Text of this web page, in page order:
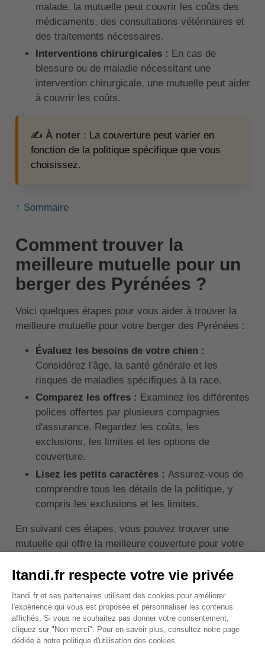
malade, la mutuelle peut couvrir les coûts des
médicaments, des consultations vétérinaires et
des traitements nécessaires.
Interventions chirurgicales : En cas de
blessure ou de maladie nécessitant une
intervention chirurgicale, une mutuelle peut aider
à couvrir les coûts.
✍️ À noter: La couverture peut varier en
fonction de la politique spécifique que vous
choisissez.
↑ Sommaire
Comment trouver la
meilleure mutuelle pour un
berger des Pyrénées ?
Voici quelques étapes pour vous aider à trouver la
meilleure mutuelle pour votre berger des Pyrénées :
Évaluez les besoins de votre chien :
Considérez l'âge, la santé générale et les
risques de maladies spécifiques à la race.
Comparez les offres : Examinez les différentes
polices offertes par plusieurs compagnies
d'assurance. Regardez les coûts, les
exclusions, les limites et les options de
couverture.
Lisez les petits caractères : Assurez-vous de
comprendre tous les détails de la politique, y
compris les exclusions et les limites.
En suivant ces étapes, vous pouvez trouver une
mutuelle qui offre la meilleure couverture pour votre
↑ Sommaire
Quel est le coût d'une
mutuelle pour un berger